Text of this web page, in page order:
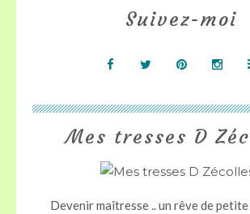
Mes tresses D
Devenir maîtresse .. un rêve de
Suivez-moi